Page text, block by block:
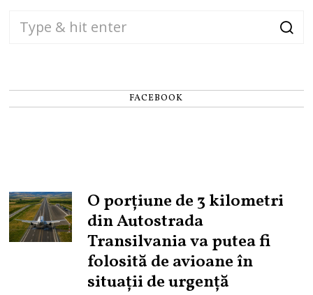
FACEBOOK
O porțiune de 3 kilometri
din Autostrada
Transilvania va putea fi
folosită de avioane în
situații de urgență